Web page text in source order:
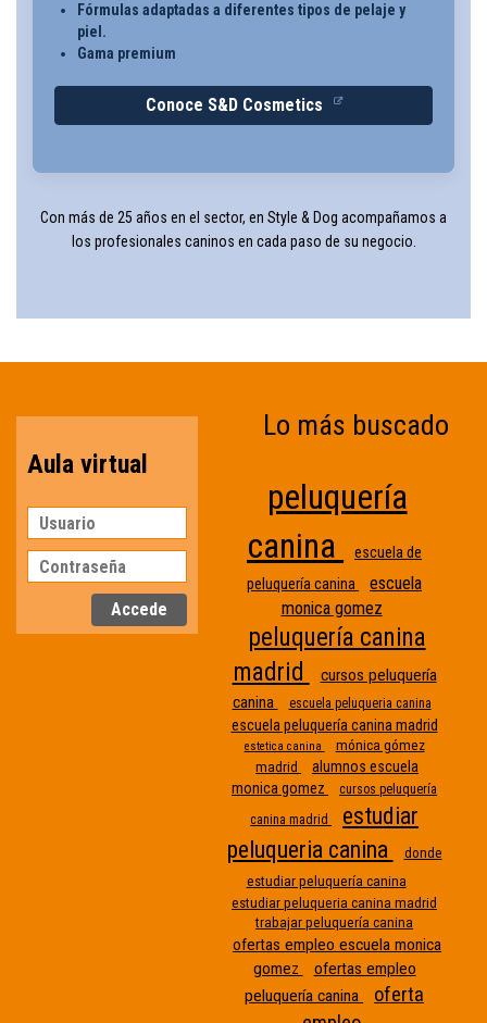
Fórmulas adaptadas a diferentes tipos de pelaje y
piel.
Gama premium
Conoce S&D Cosmetics
Con más de 25 años en el sector, en Style & Dog acompañamos a
los profesionales caninos en cada paso de su negocio.
Aula virtual
Lo más buscado
peluquería
canina
escuela de
peluquería canina
escuela
monica gomez
peluquería canina
madrid
cursos peluquería
canina
escuela peluqueria canina
escuela peluquería canina madrid
estetica canina
mónica gómez
madrid
alumnos escuela
monica gomez
cursos peluquería
canina madrid
estudiar
peluqueria canina
donde
estudiar peluquería canina
sin
nombre
estudiar peluqueria canina madrid
trabajar peluquería canina
ofertas empleo escuela monica
gomez
ofertas empleo
peluquería canina
oferta